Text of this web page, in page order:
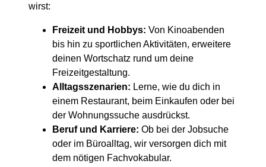
wirst:
Freizeit und Hobbys: Von Kinoabenden
bis hin zu sportlichen Aktivitäten, erweitere
deinen Wortschatz rund um deine
Freizeitgestaltung.
Alltagsszenarien: Lerne, wie du dich in
einem Restaurant, beim Einkaufen oder bei
der Wohnungssuche ausdrückst.
Beruf und Karriere: Ob bei der Jobsuche
oder im Büroalltag, wir versorgen dich mit
dem nötigen Fachvokabular.